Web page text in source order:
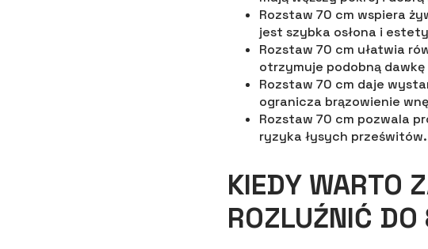
Rozstaw 70 cm wspiera
jest szybka osłona i
Rozstaw 70 cm ułatwia
otrzymuje podobną dawkę
Rozstaw 70 cm daje
ogranicza brązowienie
Rozstaw 70 cm pozwala
ryzyka łysych prześwitów.
KIEDY WARTO
ROZLUŹNIĆ